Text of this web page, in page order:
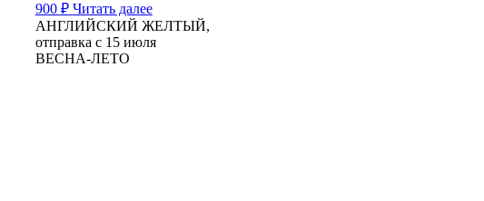
900 ₽ Читать далее
АНГЛИЙСКИЙ ЖЕЛТЫЙ,
отправка с 15 июля
ВЕСНА-ЛЕТО